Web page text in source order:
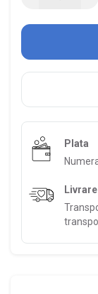
Plata
Livrare